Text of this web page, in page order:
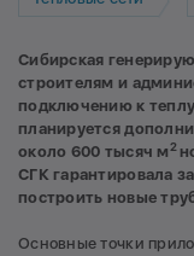
Сибирская
строителям и
подключению к
планируется
около 600 тысяч м2
СГК гарантировала
построить новые
Основные точки